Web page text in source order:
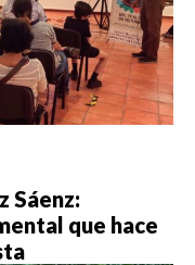
Sáenz:
que hace